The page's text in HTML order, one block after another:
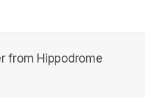
from Hippodrome